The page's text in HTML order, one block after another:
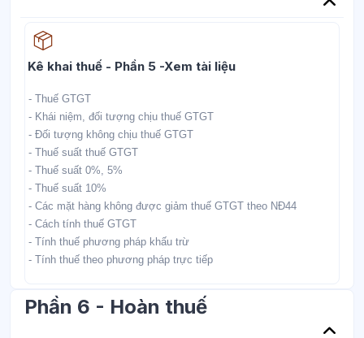
Kê khai thuế - Phần 5 -Xem tài liệuHọc liệu
- Thuế GTGT
- Khái niệm, đối tượng chịu thuế GTGT
- Đối tượng không chịu thuế GTGT
- Thuế suất thuế GTGT
- Thuế suất 0%, 5%
- Thuế suất 10%
- Các mặt hàng không được giảm thuế GTGT theo NĐ44
- Cách tính thuế GTGT
- Tính thuế phương pháp khấu trừ
- Tính thuế theo phương pháp trực tiếp
Phần 6 - Hoàn thuế